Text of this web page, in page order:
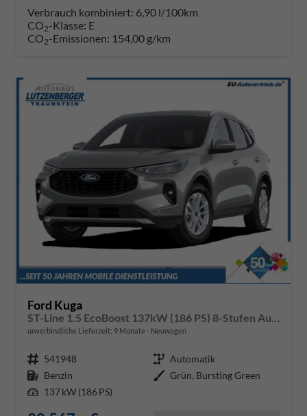
Verbrauch kombiniert: 6,90 l/100km
CO2-Klasse: E
CO2-Emissionen: 154,00 g/km
Ford Kuga
unverbindliche Lieferzeit: 9 Monate Neuwagen
Fahrzeugnr. 541948 Getriebe Automatik
Kraftstoff Benzin Außenfarbe Grün, Bursting Green
Leistung 137 kW (186 PS)